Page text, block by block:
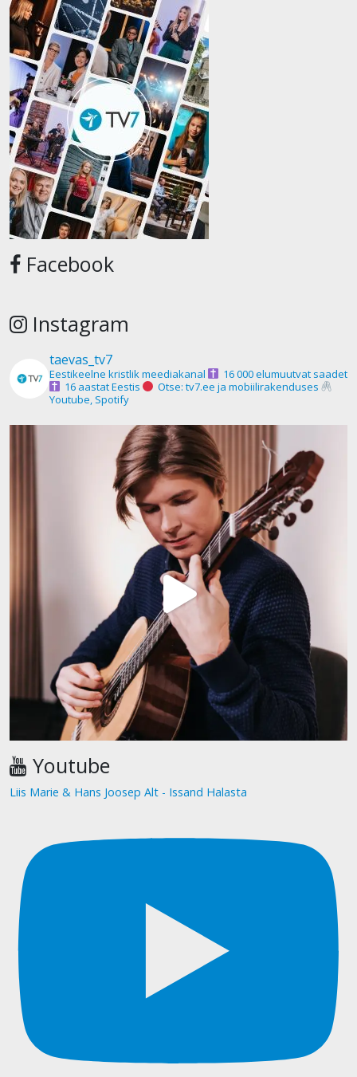
Facebook
Instagram
taevas_tv7
Eestikeelne kristlik meediakanal
16 000 elumuutvat saadet
16 aastat Eestis
Otse: tv7.ee ja mobiilirakenduses
Youtube, Spotify
Youtube
Liis Marie & Hans Joosep Alt - Issand Halasta